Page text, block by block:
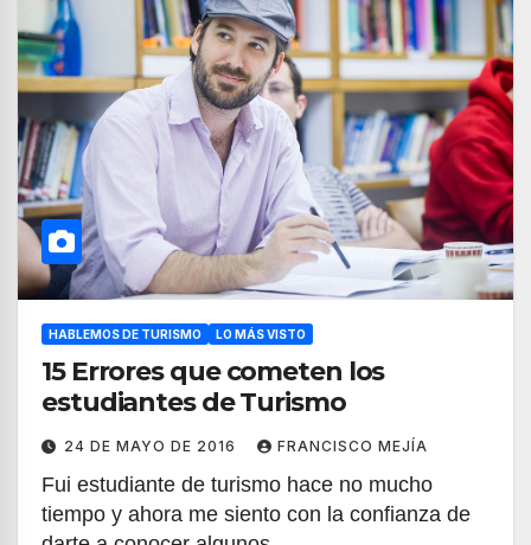
HABLEMOS DE TURISMO LO MÁS VISTO
15 Errores que cometen los
estudiantes de Turismo
24 DE MAYO DE 2016 FRANCISCO MEJÍA
Fui estudiante de turismo hace no mucho
tiempo y ahora me siento con la confianza de